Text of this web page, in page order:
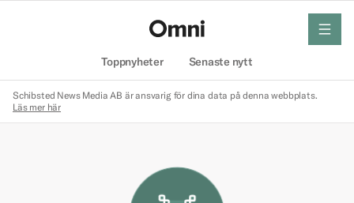
Toppnyheter Senaste nytt
meny
Schibsted News Media AB är ansvarig för dina data på denna webbplats.
Läs mer här